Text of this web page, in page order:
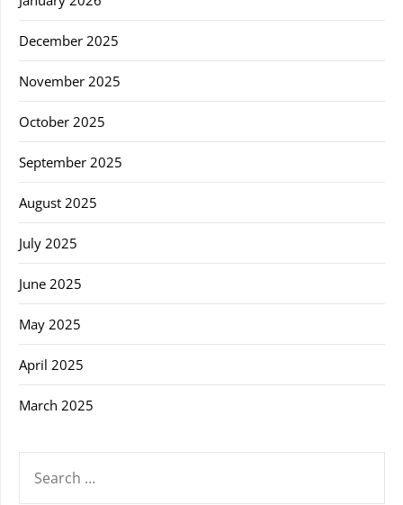
December 2025
November 2025
October 2025
September 2025
August 2025
July 2025
June 2025
May 2025
April 2025
March 2025
FOR: